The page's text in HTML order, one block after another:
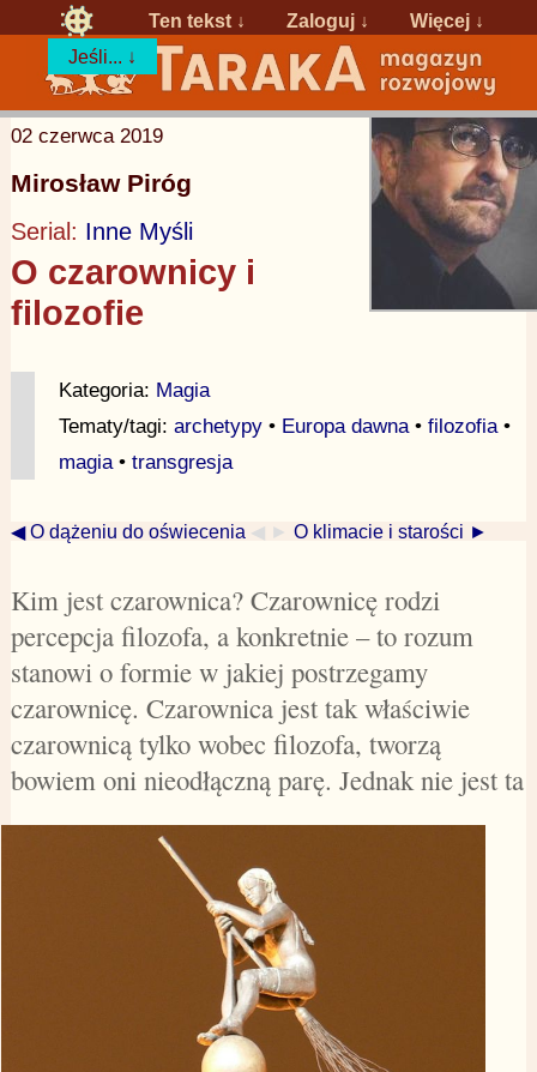
Ten tekst ↓ Zaloguj ↓
Więcej ↓
Jeśli... ↓
02 czerwca 2019
Mirosław Piróg
Serial: Inne Myśli
O czarownicy i
filozofie
Kategoria: Magia
Tematy/tagi: archetypy• Europa dawna• filozofia•
magia• transgresja
◀ O dążeniu do oświecenia ◀ ► O klimacie i starości ►
Kim jest czarownica? Czarownicę rodzi
percepcja filozofa, a konkretnie – to rozum
stanowi o formie w jakiej postrzegamy
czarownicę. Czarownica jest tak właściwie
czarownicą tylko wobec filozofa, tworzą
bowiem oni nieodłączną parę. Jednak nie jest ta